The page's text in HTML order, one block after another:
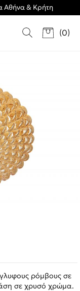
Αθήνα & Κρήτη
(0)
ρόμβους σε
σε χρυσό χρώμα.